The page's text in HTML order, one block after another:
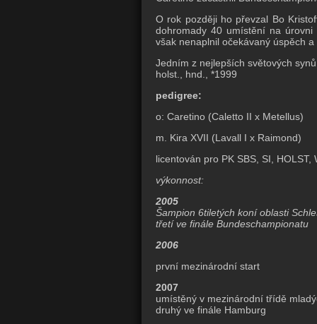
O rok později ho převzal Bo
dohromady 40 umístění na
však nenaplnil očekávaný úspěch
Jedním z nejlepších světových
holst., hnd., *1999
pedigree:
o: Caretino (Caletto II x Metellus)
m. Kira XVII (Lavall I x Raimond)
licentován pro PK SBS, SI, HOLST,
výkonnost:
2005
Šampion 6tiletých koní oblasti
třetí ve finále Bundeschampionatu
2006
první mezinárodní start
2007
umístěný v mezinárodní třídě
druhý ve finále Hamburg